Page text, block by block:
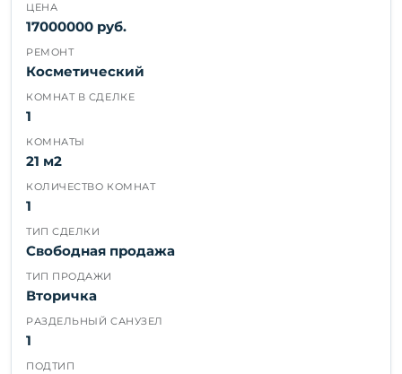
ЦЕНА
17000000 руб.
РЕМОНТ
Косметический
КОМНАТ В СДЕЛКЕ
1
КОМНАТЫ
21 м2
КОЛИЧЕСТВО КОМНАТ
1
ТИП СДЕЛКИ
Свободная продажа
ТИП ПРОДАЖИ
Вторичка
РАЗДЕЛЬНЫЙ САНУЗЕЛ
1
ПОДТИП